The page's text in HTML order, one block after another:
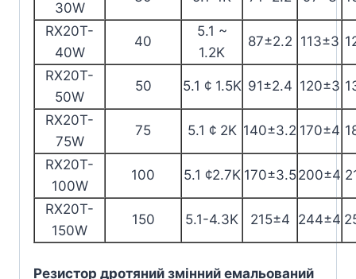
30W
RX20T-
40W
40
5.1 ~
1.2K
87±2.2 113±3
RX20T-
50W
50 5.1 ¢ 1.5K 91±2.4 120±3
RX20T-
75W
75 5.1 ¢ 2K 140±3.2 170±4
RX20T-
100W
100 5.1 ¢2.7K 170±3.5200±4
RX20T-
150W
150 5.1-4.3K 215±4 244±4
Резистор дротяний змінний емальований